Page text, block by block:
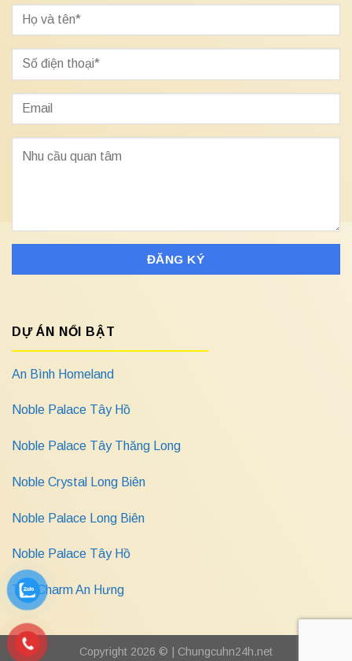
DỰ ÁN NỔI BẬT
An Bình Homeland
Noble Palace Tây Hồ
Noble Palace Tây Thăng Long
Noble Crystal Long Biên
Noble Palace Long Biên
Noble Palace Tây Hồ
The Charm An Hưng
Copyright 2026 © | Chungcuhn24h.net